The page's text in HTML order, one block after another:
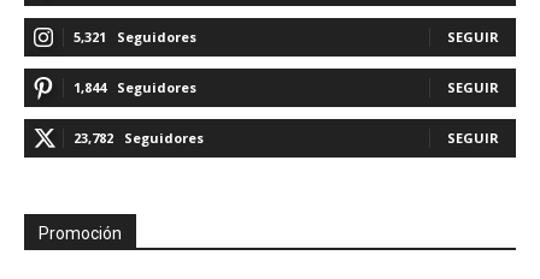
5,321 Seguidores SEGUIR
1,844 Seguidores SEGUIR
23,782 Seguidores SEGUIR
Promoción